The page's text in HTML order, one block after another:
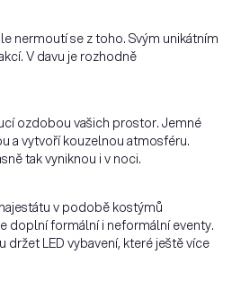
nermoutí se z toho. Svým unikátním
V davu je rozhodně
ozdobou vašich prostor. Jemné
a vytvoří kouzelnou atmosféru.
tak vyniknou i v noci.
v podobě kostýmů
doplní formální i neformální eventy.
držet LED vybavení, které ještě více